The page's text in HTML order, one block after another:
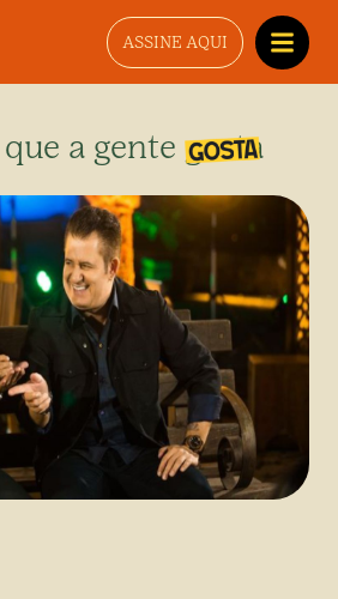
ASSINE AQUI
a gente gosta